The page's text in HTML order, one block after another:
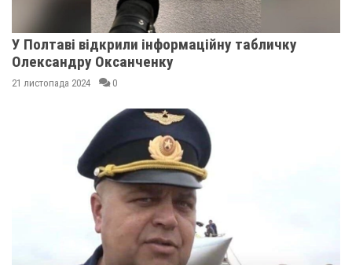
У Полтаві відкрили інформаційну табличку
Олександру Оксанченку
21 листопада 2024 0